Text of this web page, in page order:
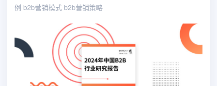
例 b2b营销模式 b2b营销策略